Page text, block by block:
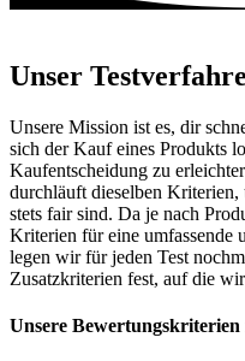
Unser
Unsere Mission ist es, dir
sich der Kauf eines Produkts
Kaufentscheidung zu
durchläuft dieselben Kriterien,
stets fair sind. Da je nach
Kriterien für eine umfassende
legen wir für jeden Test
Zusatzkriterien fest, auf die
Unsere